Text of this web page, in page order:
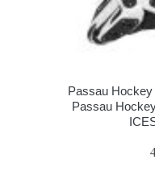
Passau
Passau